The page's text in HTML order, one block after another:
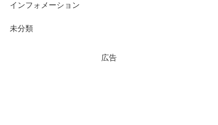
インフォメーション
未分類
広告